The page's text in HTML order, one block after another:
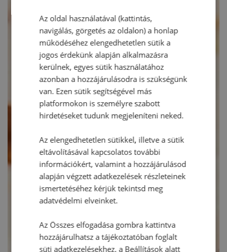
Az oldal használatával (kattintás,
navigálás, görgetés az oldalon) a honlap
működéséhez elengedhetetlen sütik a
jogos érdekünk alapján alkalmazásra
kerülnek, egyes sütik használatához
azonban a hozzájárulásodra is szükségünk
van. Ezen sütik segítségével más
platformokon is személyre szabott
hirdetéseket tudunk megjeleníteni neked.
Az elengedhetetlen sütikkel, illetve a sütik
eltávolításával kapcsolatos további
információkért, valamint a hozzájárulásod
alapján végzett adatkezelések részleteinek
ismertetéséhez kérjük tekintsd meg
adatvédelmi elveinket.
Az Összes elfogadása gombra kattintva
hozzájárulhatsz a tájékoztatóban foglalt
süti adatkezelésekhez, a Beállítások alatt